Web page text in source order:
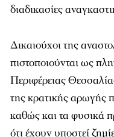
διαδικασίες
Δικαιούχοι της
πιστοποιούνται ως
Περιφέρειας
της κρατικής αρωγής
καθώς και τα φυσικά
ότι έχουν υποστεί